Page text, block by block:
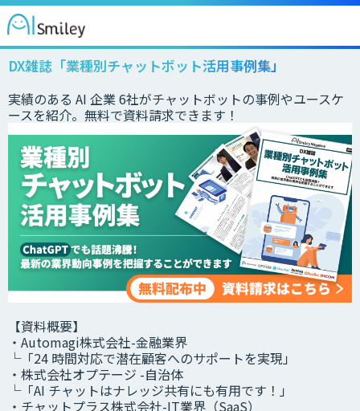
DX雑誌「業種別チャットボット活用事例集」
実績のある AI 企業 6社がチャットボットの事例やユースケ
ースを紹介。無料で資料請求できます！
【資料概要】
・Automagi株式会社-金融業界
└「24 時間対応で潜在顧客へのサポートを実現」
・株式会社オプテージ -自治体
└「AI チャットはナレッジ共有にも有用です！」
・チャットプラス株式会社-IT業界（SaaS）